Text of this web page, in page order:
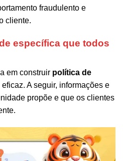
fraudulento e
cliente.
específica que todos
em construir política de
A seguir, informações e
propõe e que os clientes